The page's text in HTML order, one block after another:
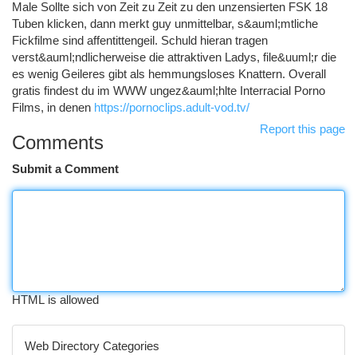
Male Sollte sich von Zeit zu Zeit zu den unzensierten FSK 18
Tuben klicken, dann merkt guy unmittelbar, s&auml;mtliche
Fickfilme sind affentittengeil. Schuld hieran tragen
verst&auml;ndlicherweise die attraktiven Ladys, file&uuml;r die
es wenig Geileres gibt als hemmungsloses Knattern. Overall
gratis findest du im WWW ungez&auml;hlte Interracial Porno
Films, in denen https://pornoclips.adult-vod.tv/
Report this page
Comments
Submit a Comment
HTML is allowed
Web Directory Categories